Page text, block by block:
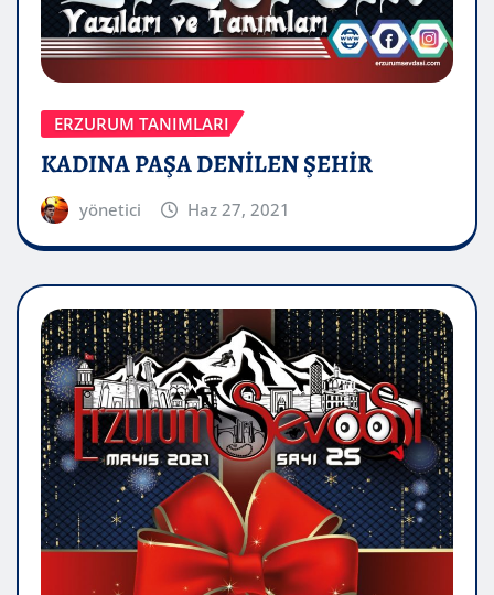
ERZURUM TANIMLARI
KADINA PAŞA DENİLEN ŞEHİR
yönetici Haz 27, 2021